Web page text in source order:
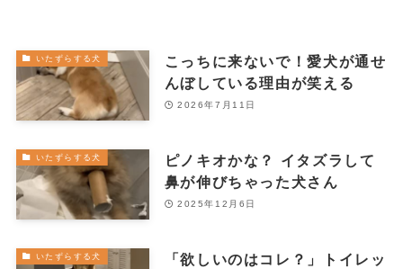
いたずらする犬
こっちに来ないで！愛犬が通せ
んぼしている理由が笑える
2026年7月11日
いたずらする犬
ピノキオかな？ イタズラして
鼻が伸びちゃった犬さん
2025年12月6日
いたずらする犬
「欲しいのはコレ？」トイレッ